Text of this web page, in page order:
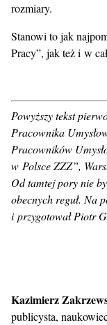
rozmiary.
Stanowi to jak
Pracy”, jak też i w
Powyższy tekst
Pracownika
Pracowników
w Polsce ZZZ”,
Od tamtej pory nie
obecnych reguł. Na
i przygotował Piotr
Kazimierz
publicysta,